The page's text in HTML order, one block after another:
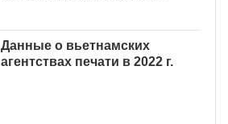
Данные о вьетнамских
агентствах печати в 2022 г.